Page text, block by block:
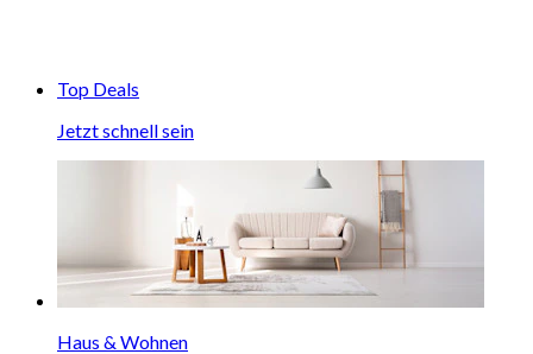
Top Deals
Jetzt schnell sein
Haus & Wohnen